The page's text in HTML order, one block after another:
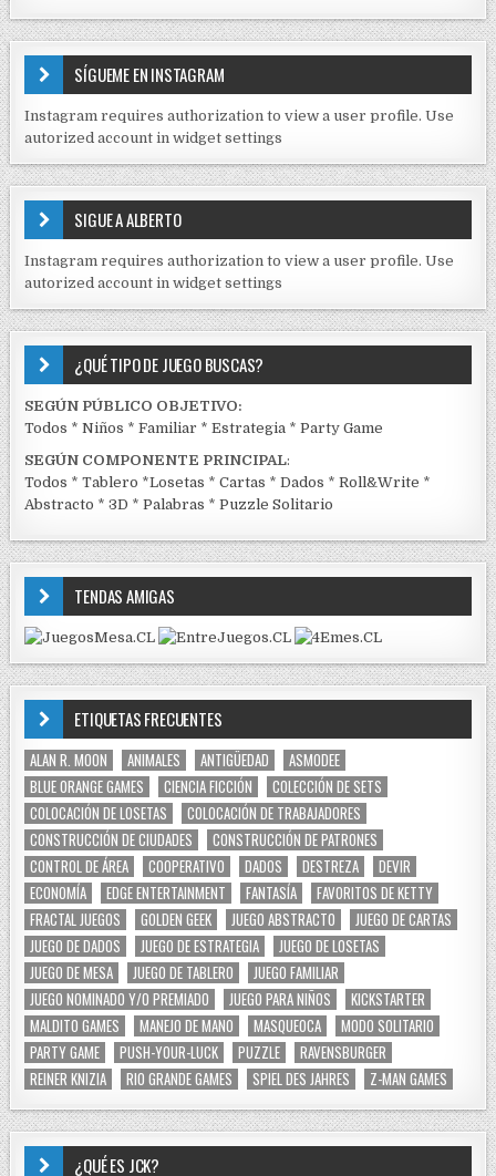
a
d
N
T
I
D
S
E
J
C
K
SÍGUEME EN INSTAGRAM
Instagram requires authorization to view a user profile. Use
autorized account in widget settings
SIGUE A ALBERTO
Instagram requires authorization to view a user profile. Use
autorized account in widget settings
¿QUÉ TIPO DE JUEGO BUSCAS?
SEGÚN PÚBLICO OBJETIVO:
Todos *Niños *Familiar *Estrategia *Party Game
SEGÚN COMPONENTE PRINCIPAL:
Todos *Tablero *Losetas *Cartas *Dados *Roll&Write *
Abstracto *3D *Palabras *Puzzle Solitario
TENDAS AMIGAS
ETIQUETAS FRECUENTES
ALAN R. MOON ANIMALES ANTIGÜEDAD
ASMODEE
BLUE ORANGE GAMES
CIENCIA FICCIÓN
COLECCIÓN DE SETS
COLOCACIÓN DE LOSETAS
COLOCACIÓN DE TRABAJADORES
CONSTRUCCIÓN DE CIUDADES
CONSTRUCCIÓN DE PATRONES
CONTROL DE ÁREA
COOPERATIVO DADOS DESTREZA
DEVIR
ECONOMÍA
EDGE ENTERTAINMENT FANTASÍA
FAVORITOS DE KETTY
FRACTAL JUEGOS
GOLDEN GEEK JUEGO ABSTRACTO
JUEGO DE CARTAS
JUEGO DE DADOS
JUEGO DE ESTRATEGIA
JUEGO DE LOSETAS
JUEGO DE MESA
JUEGO DE TABLERO
JUEGO FAMILIAR
JUEGO NOMINADO Y/O PREMIADO
JUEGO PARA NIÑOS
KICKSTARTER
MALDITO GAMES
MANEJO DE MANO MASQUEOCA
MODO SOLITARIO
PARTY GAME
PUSH-YOUR-LUCK PUZZLE
RAVENSBURGER
REINER KNIZIA
RIO GRANDE GAMES SPIEL DES JAHRES Z-MAN GAMES
¿QUÉ ES JCK?